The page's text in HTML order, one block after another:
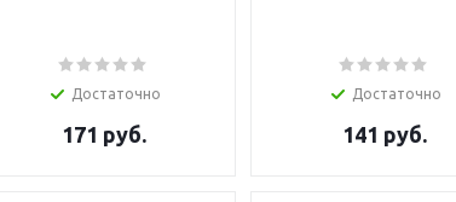
Достаточно
171 руб.
Достаточно
141 руб.